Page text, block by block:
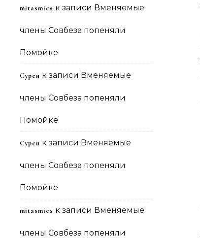
mitasmies к записи Вменяемые
члены Совбеза попеняли
Помойке
Сурен к записи Вменяемые
члены Совбеза попеняли
Помойке
Сурен к записи Вменяемые
члены Совбеза попеняли
Помойке
mitasmies к записи Вменяемые
члены Совбеза попеняли